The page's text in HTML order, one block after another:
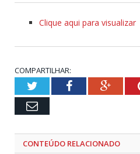
Clique aqui para visualizar
COMPARTILHAR:
TwitterFacebook
Email
CONTEÚDO RELACIONADO